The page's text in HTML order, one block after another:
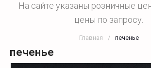
На сайте указаны розничные
цены по запросу.
Главная / печенье
печенье